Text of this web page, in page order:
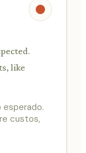
like
esperado.
custos,